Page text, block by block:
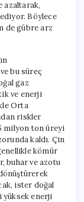
azaltarak,
Böylece
de gübre arz
bu süreç
gaz
ve enerji
Orta
riskler
milyon ton üreyi
kaldı. Çin
kömür
buhar ve azotu
ister doğal
yüksek enerji